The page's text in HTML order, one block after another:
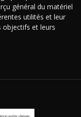
général du matériel
utilités et leur
objectifs et leurs